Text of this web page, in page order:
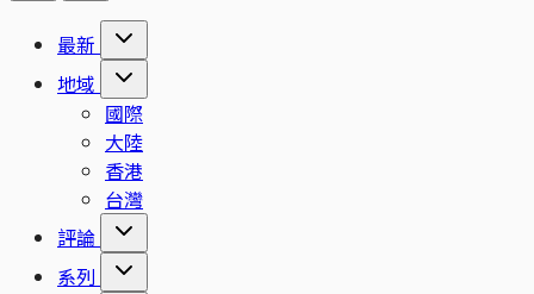
最新
地域
國際
大陸
香港
台灣
評論
系列